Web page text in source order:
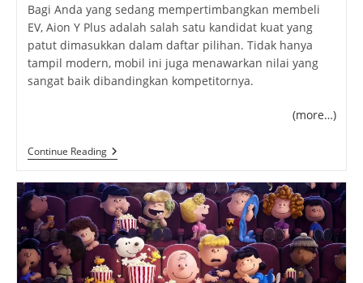
Bagi Anda yang sedang mempertimbangkan membeli
EV, Aion Y Plus adalah salah satu kandidat kuat yang
patut dimasukkan dalam daftar pilihan. Tidak hanya
tampil modern, mobil ini juga menawarkan nilai yang
sangat baik dibandingkan kompetitornya.
(more…)
Continue ReadingGAC
Aion
Plus:
Mobil
Listrik
Futuristik
Dengan
Jarak
Tempuh